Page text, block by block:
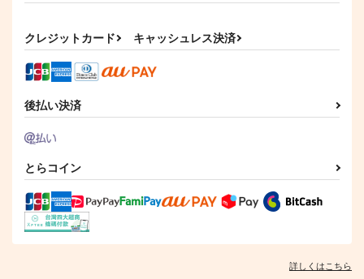
クレジットカード キャッシュレス決済
後払い決済
とらコイン
詳しくはこちら